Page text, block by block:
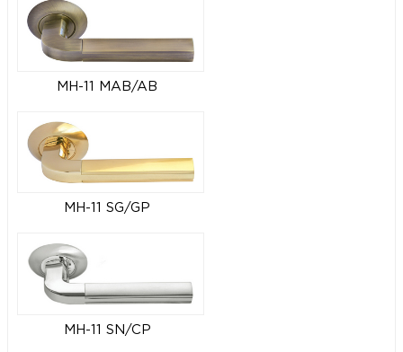
MH-11 MAB/AB
MH-11 SG/GP
MH-11 SN/CP